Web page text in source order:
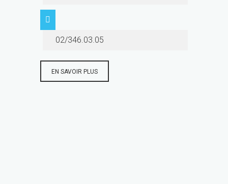
02/346.03.05
EN SAVOIR PLUS